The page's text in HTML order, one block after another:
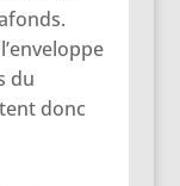
du
donc